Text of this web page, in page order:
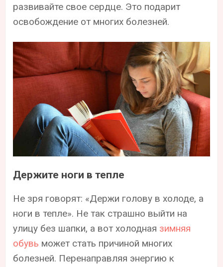
развивайте свое сердце. Это подарит
освобождение от многих болезней.
Держите ноги в тепле
Не зря говорят: «Держи голову в холоде, а
ноги в тепле». Не так страшно выйти на
улицу без шапки, а вот холодная зимняя
обувь может стать причиной многих
болезней. Перенаправляя энергию к